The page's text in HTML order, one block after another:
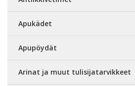
Apukädet
Apupöydät
Arinat ja muut tulisijatarvikkeet